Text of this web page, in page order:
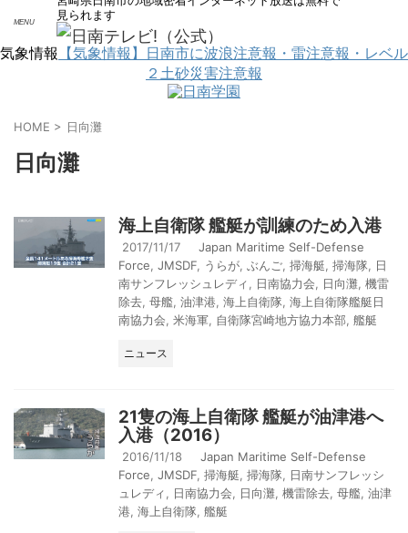
見られます
サイト内で検索
気象情報 【気象情報】日南市に波浪注意報・雷注意報・レベル
２土砂災害注意報
HOME > 日向灘
日向灘
海上自衛隊 艦艇が訓練のため入港
2017/11/17
Japan Maritime Self-Defense
Force JMSDF うらが ぶんご 掃海艇 掃海隊
日
南サンフレッシュレディ
日南協力会 日向灘 機雷
除去 母艦 油津港 海上自衛隊 海上自衛隊艦艇日
南協力会 米海軍 自衛隊宮崎地方協力本部 艦艇
ニュース
21隻の海上自衛隊 艦艇が油津港へ
入港（2016）
2016/11/18
Japan Maritime Self-Defense
Force JMSDF 掃海艇 掃海隊
日南サンフレッシ
ュレディ
日南協力会 日向灘 機雷除去 母艦 油津
港 海上自衛隊 艦艇